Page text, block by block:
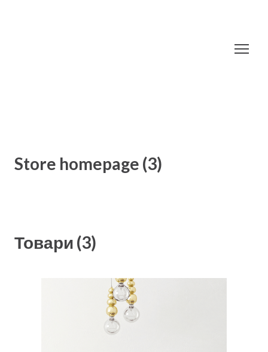
Store homepage (3)
Товари (3)